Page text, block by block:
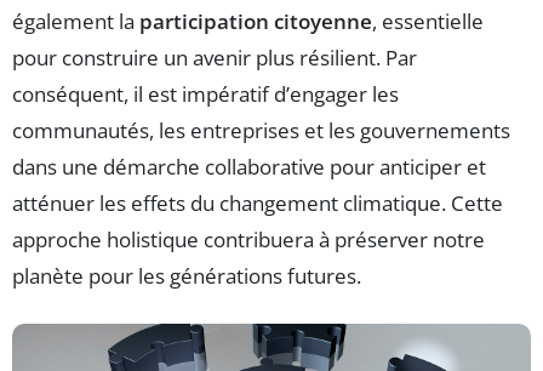
également la participation citoyenne, essentielle
pour construire un avenir plus résilient. Par
conséquent, il est impératif d’engager les
communautés, les entreprises et les gouvernements
dans une démarche collaborative pour anticiper et
atténuer les effets du changement climatique. Cette
approche holistique contribuera à préserver notre
planète pour les générations futures.